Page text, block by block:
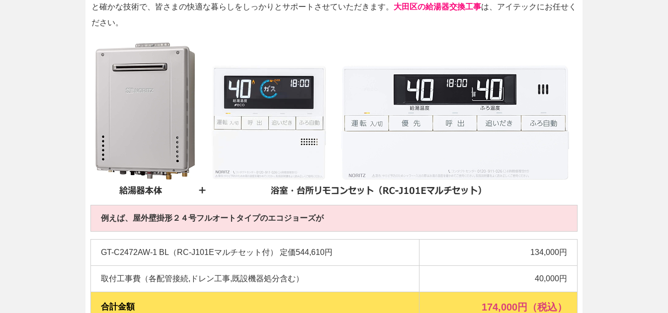
と確かな技術で、皆さまの快適な暮らしをしっかりとサポートさせていただきます。 大田区の給湯器交換工事は、アイテックにお任せく
ださい。
例えば、屋外壁掛形２４号フルオートタイプのエコジョーズが
GT-C2472AW-1 BL（RC-J101Eマルチセット付） 定価544,610円 134,000円
取付工事費（各配管接続,ドレン工事,既設機器処分含む） 40,000円
合計金額 174,000円（税込）